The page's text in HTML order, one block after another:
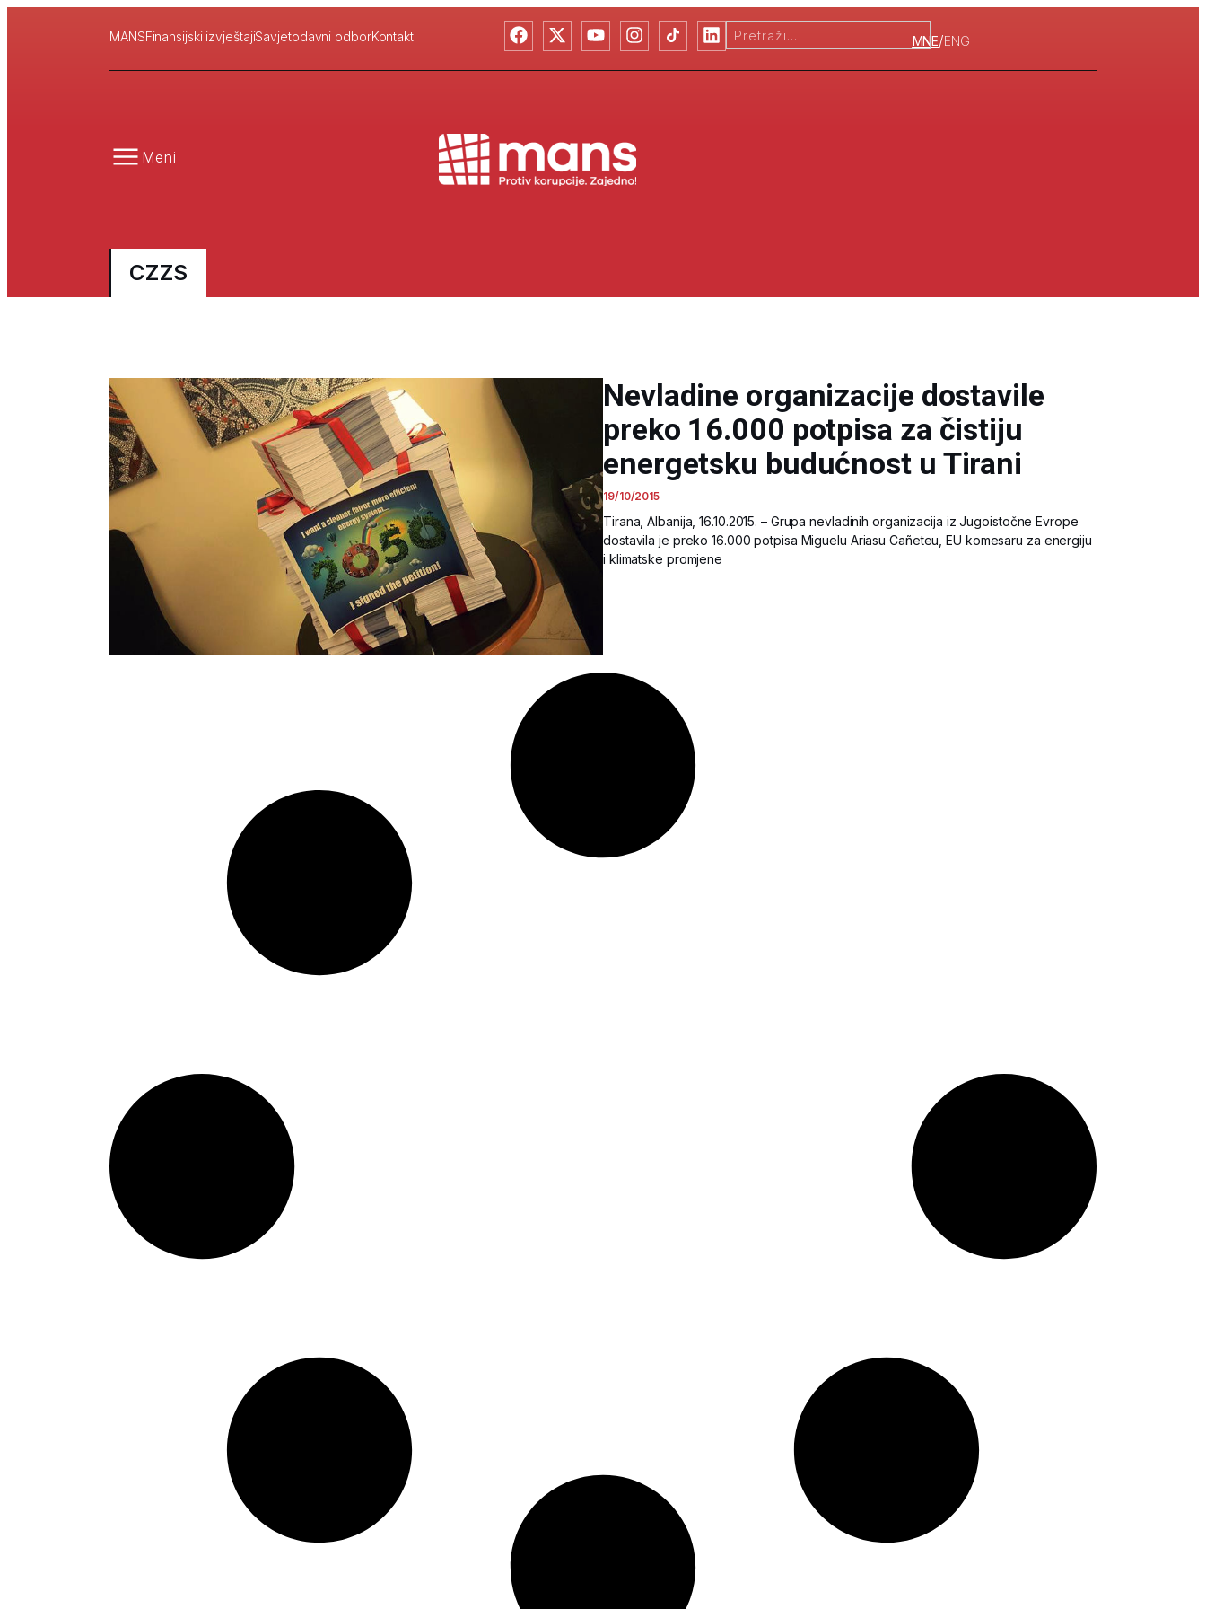
MANSFinansijski izvještajiSavjetodavni odborKontakt MNE/ENG
Meni
CZZS
Nevladine organizacije dostavile
preko 16.000 potpisa za čistiju
energetsku budućnost u Tirani
19/10/2015
Tirana, Albanija, 16.10.2015. – Grupa nevladinih organizacija iz Jugoistočne Evrope
dostavila je preko 16.000 potpisa Miguelu Ariasu Cañeteu, EU komesaru za energiju
i klimatske promjene